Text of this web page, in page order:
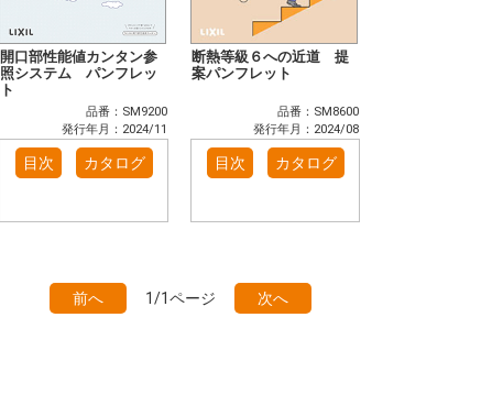
開口部性能値カンタン参
照システム パンフレッ
ト
品番：SM9200
発行年月：2024/11
目次 カタログ
断熱等級６への近道 提
案パンフレット
品番：SM8600
発行年月：2024/08
目次 カタログ
前へ 1/1ページ 次へ